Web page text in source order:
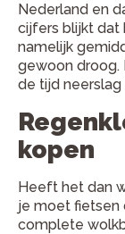
Nederland en
cijfers blijkt dat
namelijk
gewoon droog.
de tijd neerslag
kopen
Heeft het dan
je moet fietsen
complete